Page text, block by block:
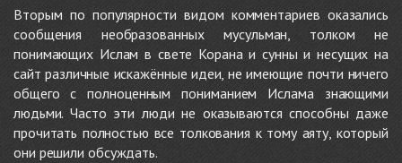
Вторым по популярности видом комментариев оказались
сообщения необразованных мусульман, толком не
понимающих Ислам в свете Корана и сунны и несущих на
сайт различные искажённые идеи, не имеющие почти ничего
общего с полноценным пониманием Ислама знающими
людьми. Часто эти люди не оказываются способны даже
прочитать полностью все толкования к тому аяту, который
они решили обсуждать.